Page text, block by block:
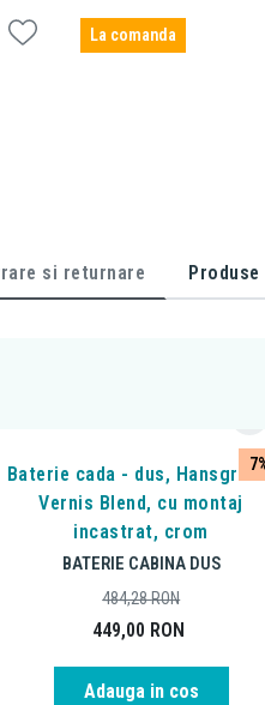
La comanda
si returnare
Baterie cada - dus,
Vernis Blend, cu montaj
incastrat, crom
BATERIE CABINA DUS
449,00 RON
484,28RON
Adauga in cos